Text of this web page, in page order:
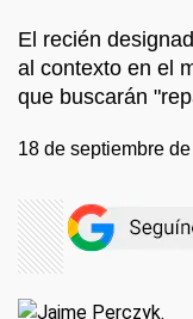
El recién
al contexto en el
que buscarán
18 de septiembre